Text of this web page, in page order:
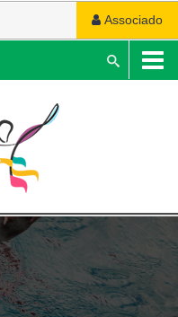
Associado